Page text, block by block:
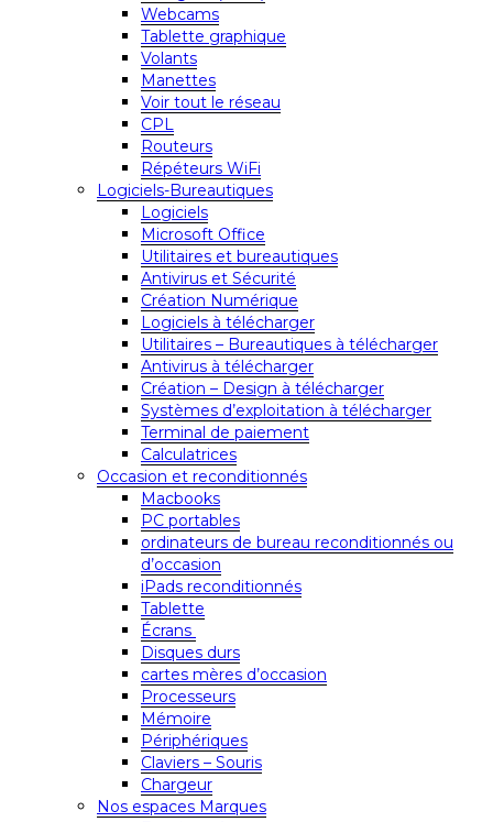
Webcams
Tablette graphique
Volants
Manettes
Voir tout le réseau
CPL
Routeurs
Répéteurs WiFi
Logiciels-Bureautiques
Logiciels
Microsoft Office
Utilitaires et bureautiques
Antivirus et Sécurité
Création Numérique
Logiciels à télécharger
Utilitaires – Bureautiques à télécharger
Antivirus à télécharger
Création – Design à télécharger
Systèmes d’exploitation à télécharger
Terminal de paiement
Calculatrices
Occasion et reconditionnés
Macbooks
PC portables
ordinateurs de bureau reconditionnés ou
d’occasion
iPads reconditionnés
Tablette
Écrans
Disques durs
cartes mères d’occasion
Processeurs
Mémoire
Périphériques
Claviers – Souris
Chargeur
Nos espaces Marques